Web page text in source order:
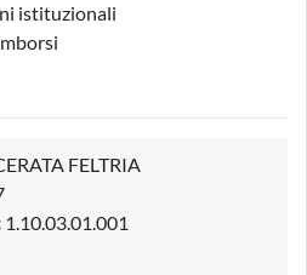
istituzionali
FELTRIA
1.10.03.01.001